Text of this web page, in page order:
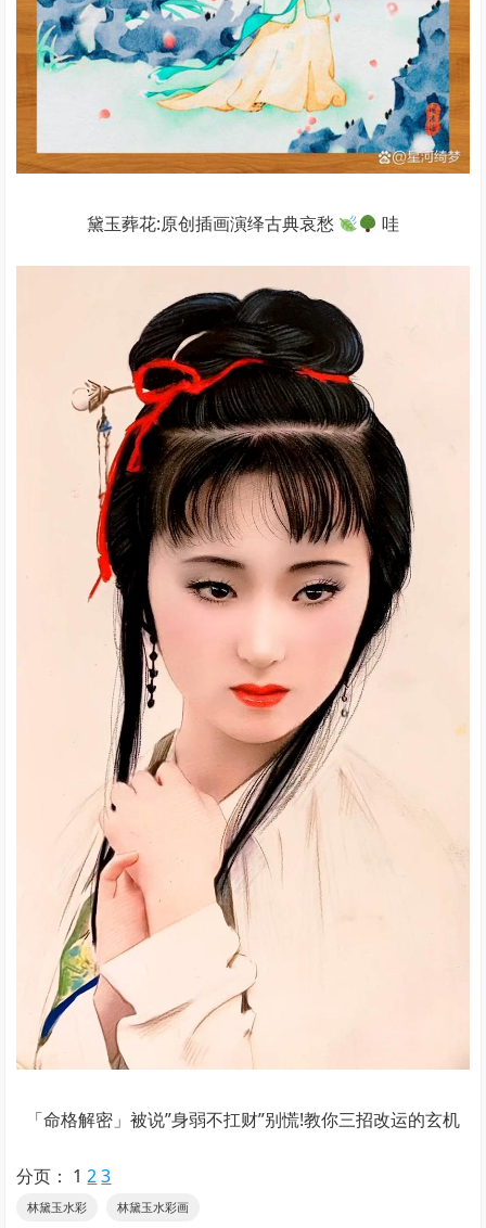
黛玉葬花:原创插画演绎古典哀愁 哇
「命格解密」被说”身弱不扛财”别慌!教你三招改运的玄机
分页： 1 2 3
林黛玉水彩 林黛玉水彩画